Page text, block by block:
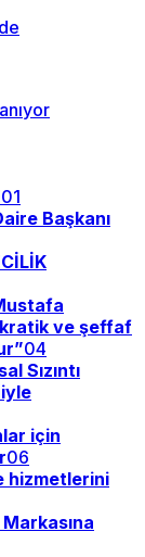
01
Başkanı
ve şeffaf
04
Sızıntı
için
06
hizmetlerini